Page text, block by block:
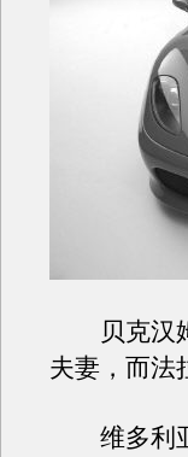
贝克汉姆
夫妻，而法
维多利亚